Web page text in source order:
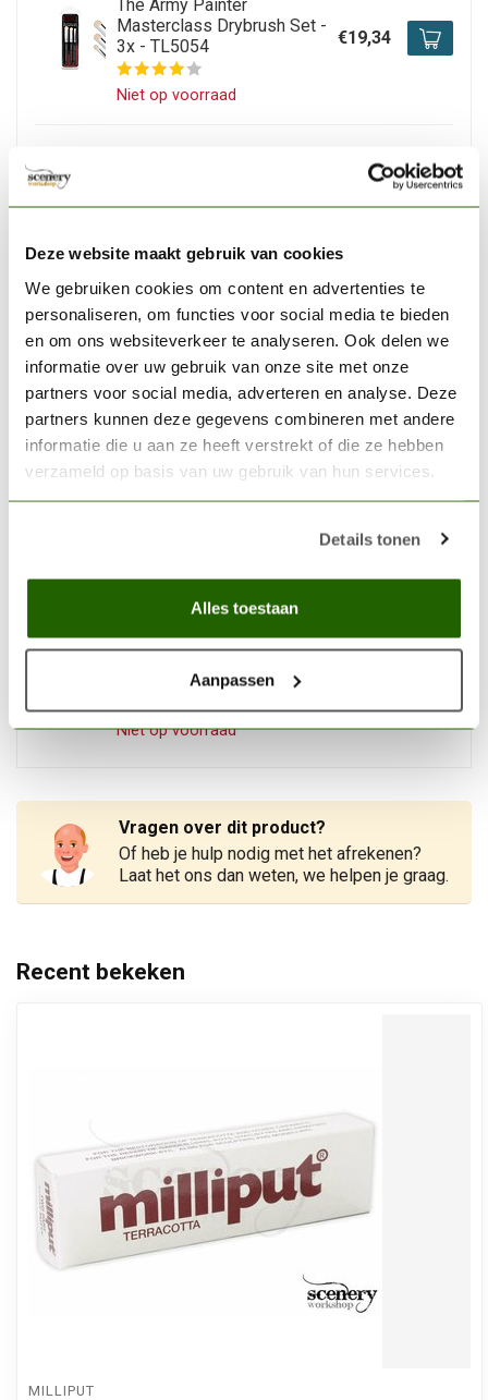
Deze website maakt gebruik van cookies
We gebruiken cookies om content en advertenties te
personaliseren, om functies voor social media te bieden
en om ons websiteverkeer te analyseren. Ook delen we
informatie over uw gebruik van onze site met onze
partners voor social media, adverteren en analyse. Deze
partners kunnen deze gegevens combineren met andere
informatie die u aan ze heeft verstrekt of die ze hebben
verzameld op basis van uw gebruik van hun services.
Details tonen
Alles toestaan
Aanpassen
The Army Painter
Masterclass Drybrush Set -
3x - TL5054
Niet op voorraad
€19,34
Niet op voorraad
€4,82
MILLIPUT
Milliput Yellow-Grey - MIL
Op voorraad
VALLEJO
Vallejo Surface Primer
Black - 200ml - 74602
€15,42
WOODLAND SCENICS
Woodland Scenics
Niet op voorraad
Vragen over dit product?
Of heb je hulp nodig met het afrekenen?
Laat het ons dan weten, we helpen je graag.
Recent bekeken
MILLIPUT